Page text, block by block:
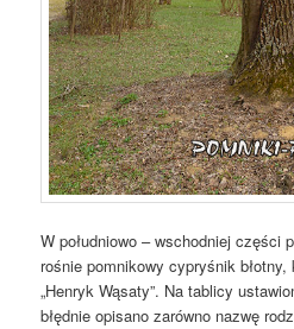
W południowo – wschodniej części
rośnie pomnikowy cypryśnik
„Henryk Wąsaty”. Na tablicy
błędnie opisano zarówno nazwę